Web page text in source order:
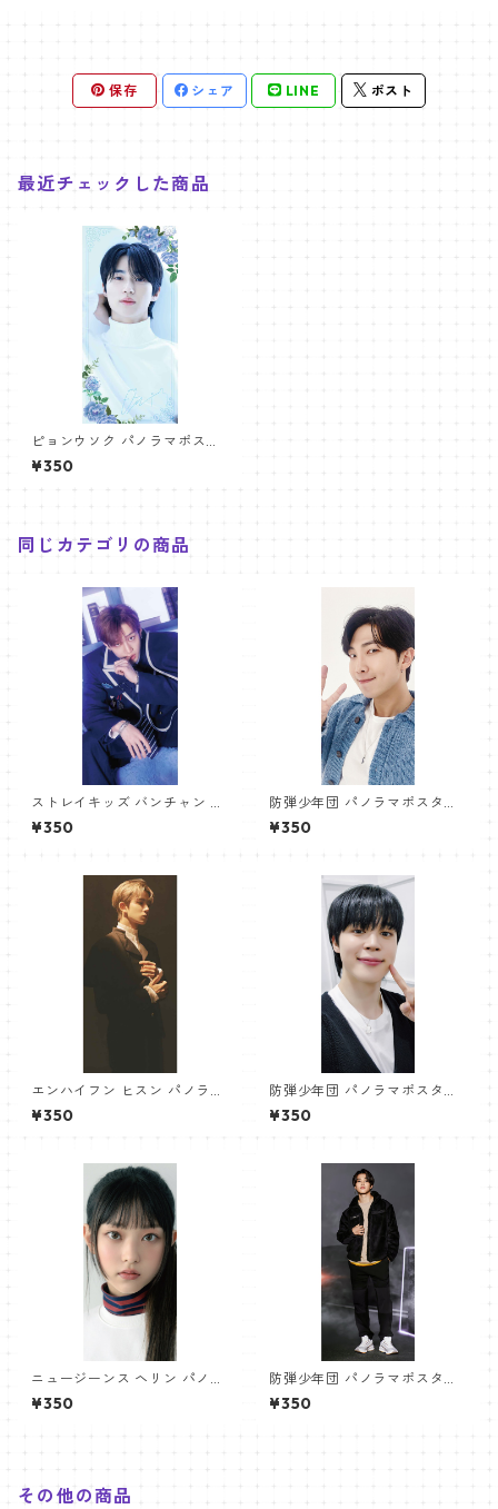
保存 シェア LINE ポスト
最近チェックした商品
ピョンウソク パノラマポスタ
ー (BYEON WOOSEOK Poste
r) 700*330mm 【Byeonwoo
seok_01】
¥350
同じカテゴリの商品
ストレイキッズ バンチャン パ
ノラマポスター (Stray Kids B
angchan Poster) 700*330
¥350
防弾少年団 パノラマポスター
(BTS Poster) 700*330mm
【アールエム RM-14】
¥350
エンハイフン ヒスン パノラマ
ポスター (ENHYPEN HEESEU
NG Poster) 700*330mm
¥350
防弾少年団 パノラマポスター
(BTS Poster) 700*330mm
【ジミン Jimin-27】
¥350
ニュージーンス ヘリン パノラ
マポスター (Newjeans Haeri
n Poster) 700*330mm 【ha
¥350
防弾少年団 パノラマポスター
(BTS Poster) 700*330mm
【ジミン Jimin-08】
¥350
その他の商品